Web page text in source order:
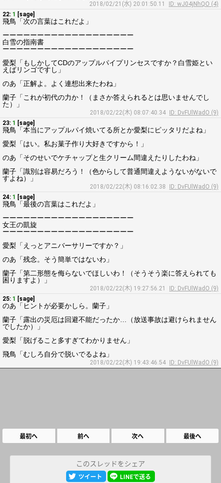
2018/02/21(水) 20:01:50.11
ID: wJ04jNhQO (4)
22: 1 [sage]
飛鳥「次の言葉はこれだよ」
ーーーーーーーーーーーーーーーーーーー
白雪の指南書
ーーーーーーーーーーーーーーーーーーー
愛梨「もしかしてCDのアップルパイプリンセスですか？白雪姫とい
えばリンゴですし」
のあ「正解よ。よく連想出来たわね」
蘭子「これが初代の力か！（まさか答えられるとは思いませんでし
た）」
2018/02/22(木) 08:07:40.34
ID: DvFUlWadO (9)
23: 1 [sage]
飛鳥「本当にアップルパイ焼いてる所とか愛梨にピッタリだよね」
愛梨「はい。私お菓子作り大好きですから！」
のあ「そのせいでケチャップと生クリーム間違えたりしたわね」
蘭子「識別は容易だろう！（色からして普通間違えようないがないで
すよね）」
2018/02/22(木) 08:16:02.38
ID: DvFUlWadO (9)
24: 1 [sage]
飛鳥「最後の言葉はこれだよ」
ーーーーーーーーーーーーーーーーーーー
女王の凱旋
ーーーーーーーーーーーーーーーーーーー
愛梨「えっとアニバーサリーですか？」
のあ「残念。そう簡単ではないわ」
蘭子「第二形態を侮らないでほしいわ！（そうそう楽に答えられても
困りますよ）」
2018/02/22(木) 19:27:56.21
ID: DvFUlWadO (9)
25: 1 [sage]
のあ「ヒントが必要かしら。蘭子」
蘭子「露出の災厄は回避不能だったか…（放送事故は避けられません
でしたか）」
愛梨「脱げること多すぎてわかりません」
飛鳥「むしろ自分で脱いでるよね」
2018/02/22(木) 19:43:46.54 ID: DvFUlWadO (9)
最初へ 前へ 次へ 最後へ
このスレッドをシェア
ツイート LINEで送る